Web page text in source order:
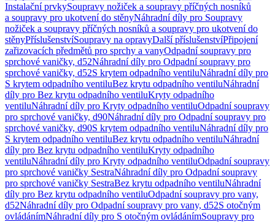
Instalační prvkySoupravy nožiček a soupravy příčných nosníků
a soupravy pro ukotvení do stěnyNáhradní díly pro Soupravy
nožiček a soupravy příčných nosníků a soupravy pro ukotvení do
stěnyPříslušenstvíSoupravy na opravyDalší příslušenstvíPřipojení
zařizovacích předmětů pro sprchy a vanyOdpadní soupravy pro
sprchové vaničky, d52Náhradní díly pro Odpadní soupravy pro
sprchové vaničky, d52S krytem odpadního ventiluNáhradní díly pro
S krytem odpadního ventiluBez krytu odpadního ventiluNáhradní
díly pro Bez krytu odpadního ventiluKryty odpadního
ventiluNáhradní díly pro Kryty odpadního ventiluOdpadní soupravy
pro sprchové vaničky, d90Náhradní díly pro Odpadní soupravy pro
sprchové vaničky, d90S krytem odpadního ventiluNáhradní díly pro
S krytem odpadního ventiluBez krytu odpadního ventiluNáhradní
díly pro Bez krytu odpadního ventiluKryty odpadního
ventiluNáhradní díly pro Kryty odpadního ventiluOdpadní soupravy
pro sprchové vaničky SestraNáhradní díly pro Odpadní soupravy
pro sprchové vaničky SestraBez krytu odpadního ventiluNáhradní
díly pro Bez krytu odpadního ventiluOdpadní soupravy pro vany,
d52Náhradní díly pro Odpadní soupravy pro vany, d52S otočným
ovládánímNáhradní díly pro S otočným ovládánímSoupravy pro